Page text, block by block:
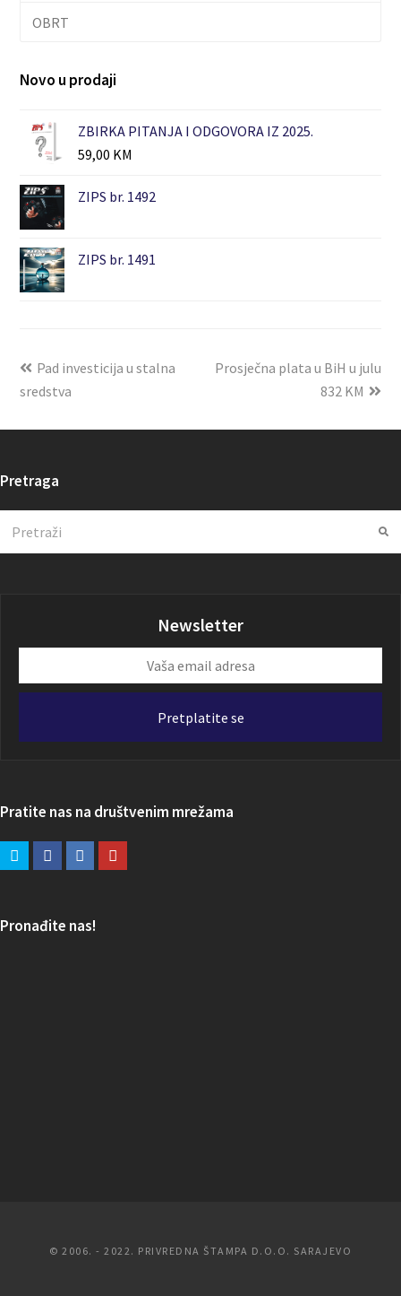
OBRT
Novo u prodaji
ZBIRKA PITANJA I ODGOVORA IZ 2025.
59,00 KM
ZIPS br. 1492
ZIPS br. 1491
Pad investicija u stalna
sredstva
Prosječna plata u BiH u julu
832 KM
Pretraga
Newsletter
email
Pretplatite se
Pratite nas na društvenim mrežama
Pronađite nas!
© 2006. - 2022. PRIVREDNA ŠTAMPA D.O.O. SARAJEVO